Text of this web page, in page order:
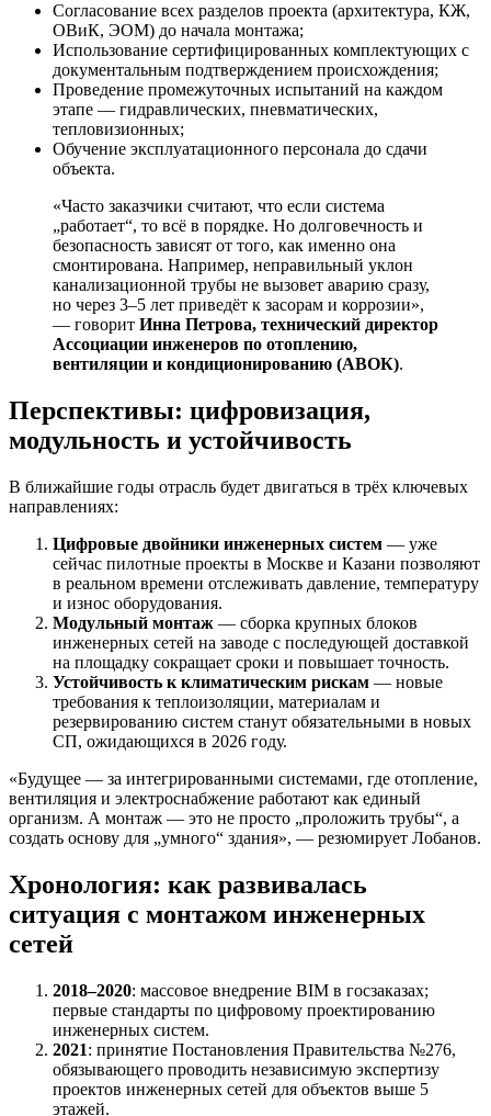
Согласование всех разделов проекта (архитектура, КЖ,
ОВиК, ЭОМ) до начала монтажа;
Использование сертифицированных комплектующих с
документальным подтверждением происхождения;
Проведение промежуточных испытаний на каждом
этапе — гидравлических, пневматических,
тепловизионных;
Обучение эксплуатационного персонала до сдачи
объекта.
«Часто заказчики считают, что если система
„работает“, то всё в порядке. Но долговечность и
безопасность зависят от того, как именно она
смонтирована. Например, неправильный уклон
канализационной трубы не вызовет аварию сразу,
но через 3–5 лет приведёт к засорам и коррозии»,
— говорит Инна Петрова, технический директор
Ассоциации инженеров по отоплению,
вентиляции и кондиционированию (АВОК).
Перспективы: цифровизация,
модульность и устойчивость
В ближайшие годы отрасль будет двигаться в трёх ключевых
направлениях:
Цифровые двойники инженерных систем — уже
сейчас пилотные проекты в Москве и Казани позволяют
в реальном времени отслеживать давление, температуру
и износ оборудования.
Модульный монтаж — сборка крупных блоков
инженерных сетей на заводе с последующей доставкой
на площадку сокращает сроки и повышает точность.
Устойчивость к климатическим рискам — новые
требования к теплоизоляции, материалам и
резервированию систем станут обязательными в новых
СП, ожидающихся в 2026 году.
«Будущее — за интегрированными системами, где отопление,
вентиляция и электроснабжение работают как единый
организм. А монтаж — это не просто „проложить трубы“, а
создать основу для „умного“ здания», — резюмирует Лобанов.
Хронология: как развивалась
ситуация с монтажом инженерных
сетей
2018–2020: массовое внедрение BIM в госзаказах;
первые стандарты по цифровому проектированию
инженерных систем.
2021: принятие Постановления Правительства №276,
обязывающего проводить независимую экспертизу
проектов инженерных сетей для объектов выше 5
этажей.